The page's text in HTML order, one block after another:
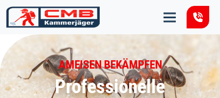
Zum Inhalt springen
AMEISEN BEKÄMPFEN
Professionelle